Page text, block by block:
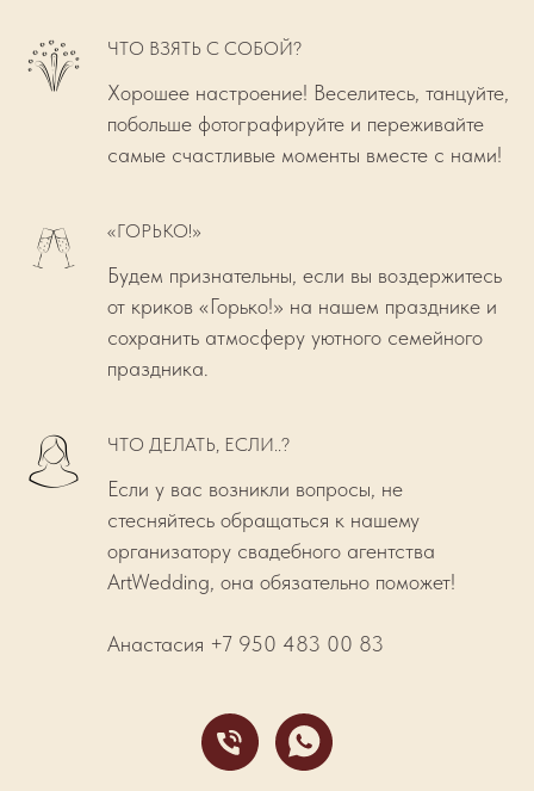
ЧТО ВЗЯТЬ С СОБОЙ?
Хорошее настроение! Веселитесь, танцуйте,
побольше фотографируйте и переживайте
самые счастливые моменты вместе с нами!
«ГОРЬКО!»
Будем признательны, если вы воздержитесь
от криков «Горько!» на нашем празднике и
сохранить атмосферу уютного семейного
праздника.
ЧТО ДЕЛАТЬ, ЕСЛИ..?
Если у вас возникли вопросы, не
стесняйтесь обращаться к нашему
организатору свадебного агентства
ArtWedding, она обязательно поможет!
Анастасия +7 950 483 00 83